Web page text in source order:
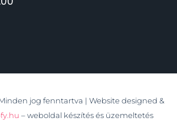
jog fenntartva | Website designed &
– weboldal készítés és üzemeltetés